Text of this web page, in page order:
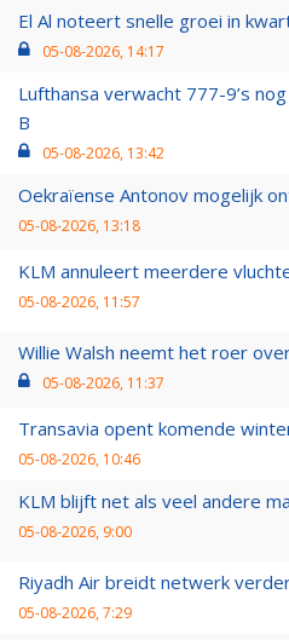
El Al noteert snelle groei in
05-08-2026, 14:17
Lufthansa verwacht 777-9’s
B
05-08-2026, 13:42
Oekraïense Antonov mogelijk
05-08-2026, 13:18
KLM annuleert meerdere
05-08-2026, 11:57
Willie Walsh neemt het roer
05-08-2026, 11:37
Transavia opent komende
05-08-2026, 10:46
KLM blijft net als veel andere
05-08-2026, 9:00
Riyadh Air breidt netwerk
05-08-2026, 7:29